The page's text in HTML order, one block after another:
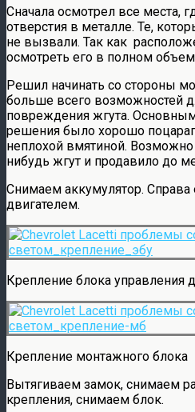
Сначала осмотрел все места,
отверстия в металле. Те,
не вызвали. Так как
осмотреть его в полном
Решил начинать со стороны
больше всего возможностей
повреждения жгута.
решения было хорошо
неплохой вмятиной. Возможно
нибудь жгут и продавило до
Снимаем аккумулятор. Справа
двигателем.
Крепление блока управления
Крепление монтажного блока
Вытягиваем замок, снимаем
крепления, снимаем блок.